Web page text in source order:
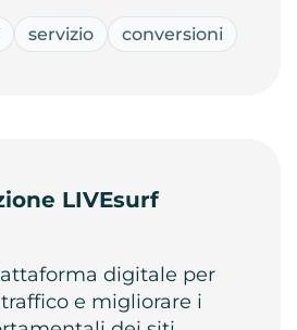
servizio conversioni
LIVEsurf
digitale per
e migliorare i